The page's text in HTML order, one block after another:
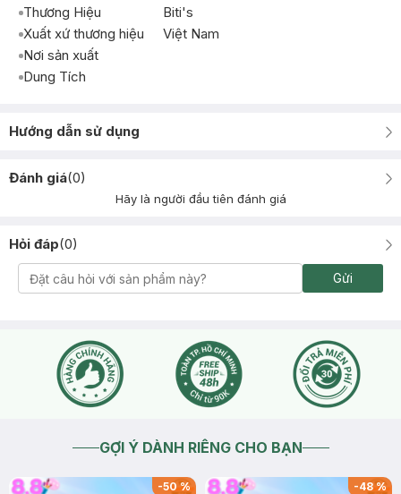
Thương Hiệu
Biti's
Xuất xứ thương hiệu
Việt Nam
Nơi sản xuất
Dung Tích
Hướng dẫn sử dụng
Đánh giá(0)
Hãy là người đầu tiên đánh giá
Hỏi đáp(0)
Gửi
GỢI Ý DÀNH RIÊNG CHO BẠN
-50% -48%